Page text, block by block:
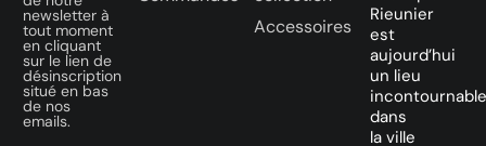
newsletter à
tout moment
en cliquant
sur le lien de
désinscription
situé en bas
de nos
emails.
Accessoires
Rieunier
est
aujourd’hui
un lieu
incontournable
dans
la ville